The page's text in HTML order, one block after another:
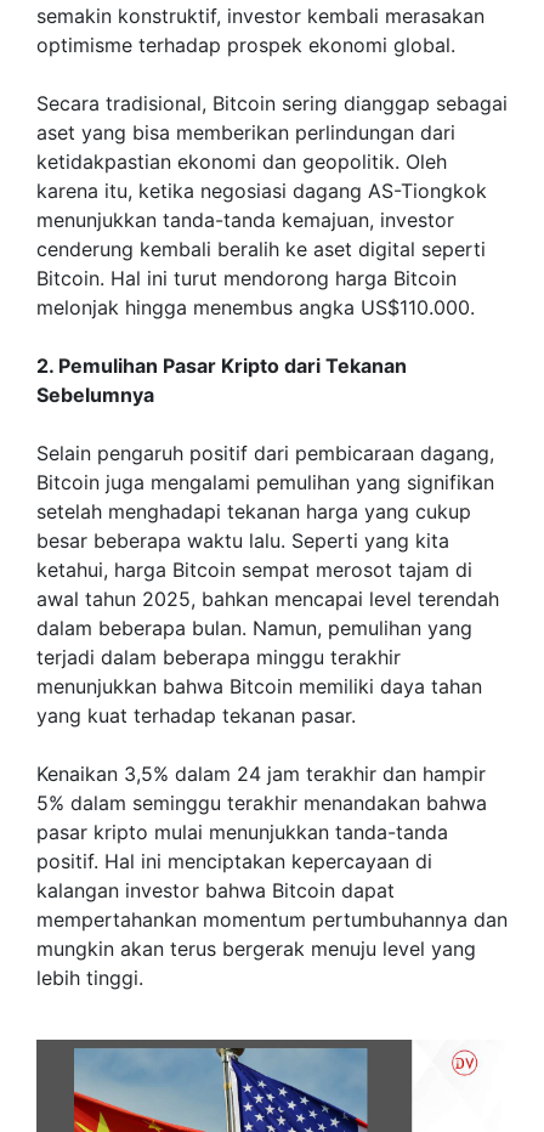
semakin konstruktif, investor kembali merasakan
optimisme terhadap prospek ekonomi global.
Secara tradisional, Bitcoin sering dianggap sebagai
aset yang bisa memberikan perlindungan dari
ketidakpastian ekonomi dan geopolitik. Oleh
karena itu, ketika negosiasi dagang AS-Tiongkok
menunjukkan tanda-tanda kemajuan, investor
cenderung kembali beralih ke aset digital seperti
Bitcoin. Hal ini turut mendorong harga Bitcoin
melonjak hingga menembus angka US$110.000.
2. Pemulihan Pasar Kripto dari Tekanan
Sebelumnya
Selain pengaruh positif dari pembicaraan dagang,
Bitcoin juga mengalami pemulihan yang signifikan
setelah menghadapi tekanan harga yang cukup
besar beberapa waktu lalu. Seperti yang kita
ketahui, harga Bitcoin sempat merosot tajam di
awal tahun 2025, bahkan mencapai level terendah
dalam beberapa bulan. Namun, pemulihan yang
terjadi dalam beberapa minggu terakhir
menunjukkan bahwa Bitcoin memiliki daya tahan
yang kuat terhadap tekanan pasar.
Kenaikan 3,5% dalam 24 jam terakhir dan hampir
5% dalam seminggu terakhir menandakan bahwa
pasar kripto mulai menunjukkan tanda-tanda
positif. Hal ini menciptakan kepercayaan di
kalangan investor bahwa Bitcoin dapat
mempertahankan momentum pertumbuhannya dan
mungkin akan terus bergerak menuju level yang
lebih tinggi.